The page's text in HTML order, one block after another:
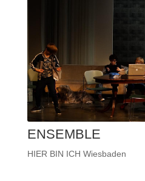
ENSEMBLE
HIER BIN ICH Wiesbaden